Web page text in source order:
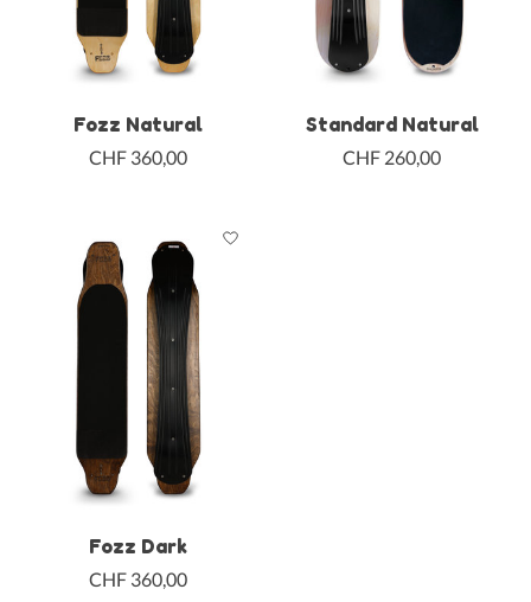
Fozz Natural
CHF 360,00
Standard Natural
CHF 260,00
Fozz Dark
CHF 360,00